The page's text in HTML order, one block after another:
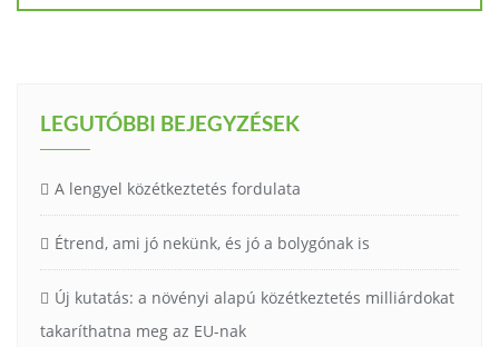
LEGUTÓBBI BEJEGYZÉSEK
A lengyel közétkeztetés fordulata
Étrend, ami jó nekünk, és jó a bolygónak is
Új kutatás: a növényi alapú közétkeztetés milliárdokat
takaríthatna meg az EU-nak